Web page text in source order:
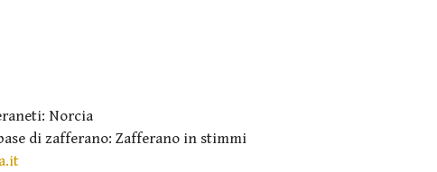
Norcia
di zafferano: Zafferano in stimmi